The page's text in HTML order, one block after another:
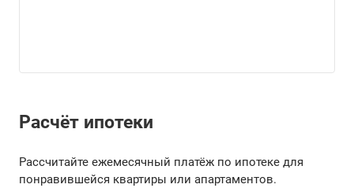
Расчёт ипотеки
Рассчитайте ежемесячный платёж по ипотеке для
понравившейся квартиры или апартаментов.